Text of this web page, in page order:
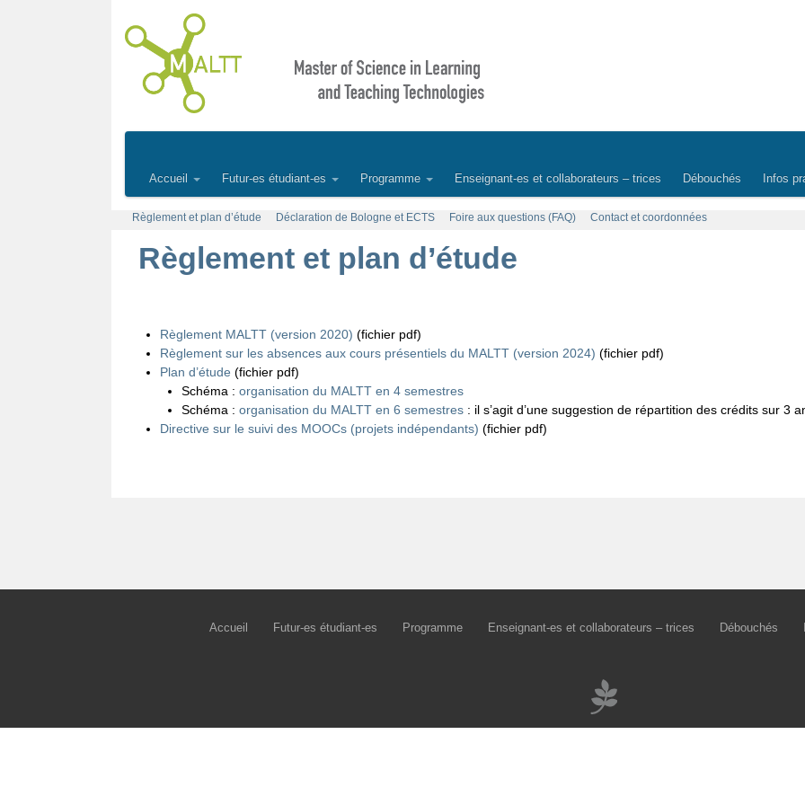
Accueil Futur-es étudiant-es Programme Enseignant-es et collaborateurs – trices Débouchés Infos
Règlement et plan d’étude Déclaration de Bologne et ECTS Foire aux questions (FAQ) Contact et coordonnées
Règlement et plan d’étude
Règlement MALTT (version 2020) (fichier pdf)
Règlement sur les absences aux cours présentiels du MALTT (version 2024) (fichier pdf)
Plan d’étude (fichier pdf)
Schéma : organisation du MALTT en 4 semestres
Schéma : organisation du MALTT en 6 semestres: il s’agit d’une suggestion de répartition des crédits sur 3
Directive sur le suivi des MOOCs (projets indépendants) (fichier pdf)
Accueil Futur-es étudiant-es Programme Enseignant-es et collaborateurs – trices Débouchés